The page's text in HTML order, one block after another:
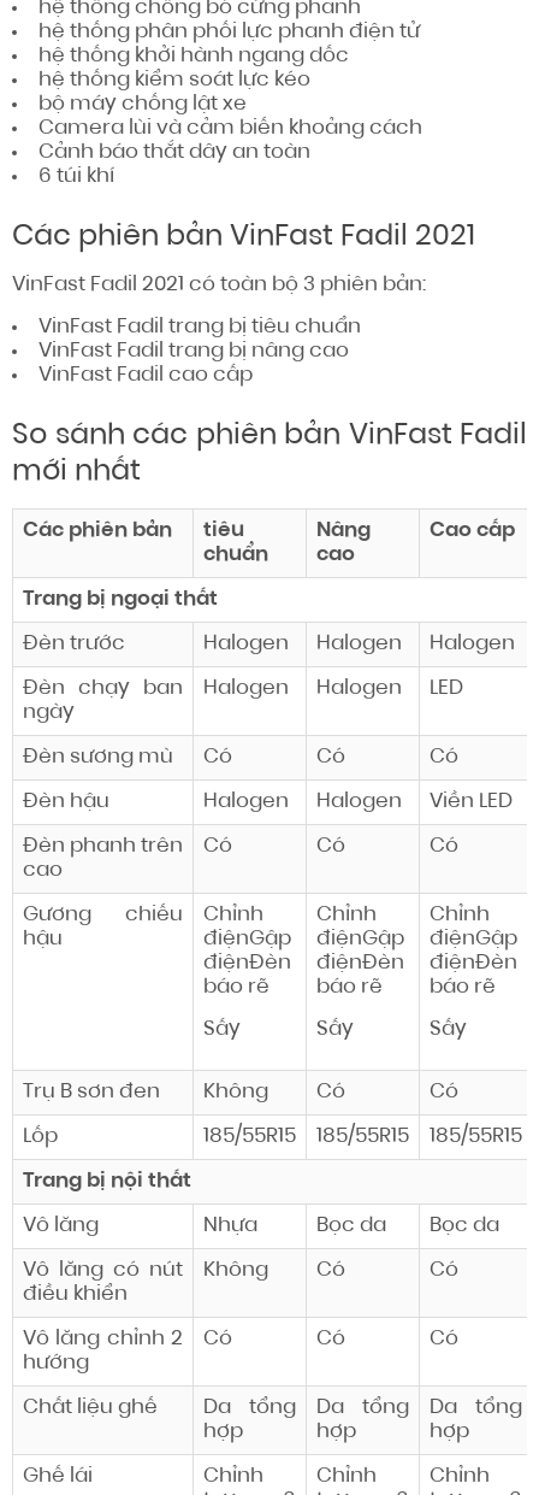
hệ thống chống bó cứng phanh
hệ thống phân phối lực phanh điện tử
hệ thống khởi hành ngang dốc
hệ thống kiểm soát lực kéo
bộ máy chống lật xe
Camera lùi và cảm biến khoảng cách
Cảnh báo thắt dây an toàn
6 túi khí
Các phiên bản VinFast Fadil 2021
VinFast Fadil 2021 có toàn bộ 3 phiên bản:
VinFast Fadil trang bị tiêu chuẩn
VinFast Fadil trang bị nâng cao
VinFast Fadil cao cấp
So sánh các phiên bản VinFast Fadil
mới nhất
Các phiên bản
tiêu
chuẩn
Nâng
cao
Cao cấp
Trang bị ngoại thất
Đèn trước Halogen Halogen Halogen
Đèn chạy ban
ngày
Halogen Halogen LED
Đèn sương mù Có Có Có
Đèn hậu Halogen Halogen Viền LED
Đèn phanh trên
cao
Có Có Có
Gương chiếu
hậu
Chỉnh
điệnGập
điệnĐèn
báo rẽ
Sấy
Chỉnh
điệnGập
điệnĐèn
báo rẽ
Sấy
Chỉnh
điệnGập
điệnĐèn
báo rẽ
Sấy
Trụ B sơn đen Không Có Có
Lốp 185/55R15 185/55R15 185/55R15
Trang bị nội thất
Vô lăng Nhựa Bọc da Bọc da
Vô lăng có nút
điều khiển
Không Có Có
Vô lăng chỉnh 2
hướng
Có Có Có
Chất liệu ghế
Da tổng
hợp
Da tổng
hợp
Da tổng
hợp
Ghế lái
Chỉnh
Chỉnh
Chỉnh